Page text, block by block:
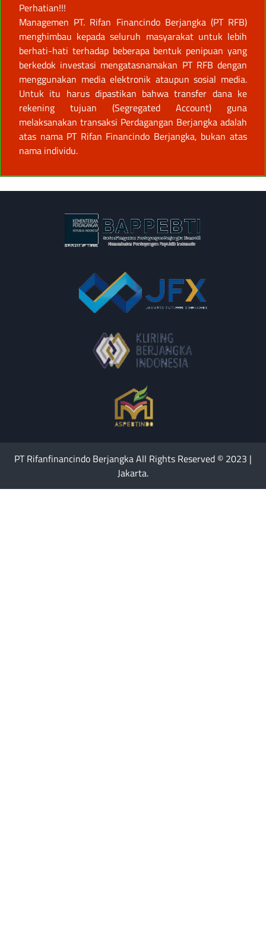
Perhatian!!!
Managemen PT. Rifan Financindo Berjangka (PT RFB)
menghimbau kepada seluruh masyarakat untuk lebih
berhati-hati terhadap beberapa bentuk penipuan yang
berkedok investasi mengatasnamakan PT RFB dengan
menggunakan media elektronik ataupun sosial media.
Untuk itu harus dipastikan bahwa transfer dana ke
rekening tujuan (Segregated Account) guna
melaksanakan transaksi Perdagangan Berjangka adalah
atas nama PT Rifan Financindo Berjangka, bukan atas
nama individu.
PT Rifanfinancindo Berjangka All Rights Reserved © 2023 |
Jakarta.